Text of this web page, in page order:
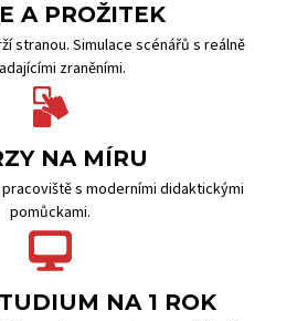
A PROŽITEK
stranou. Simulace scénářů s reálně
zraněními.
NA MÍRU
s moderními didaktickými
pomůckami.
NA 1 ROK